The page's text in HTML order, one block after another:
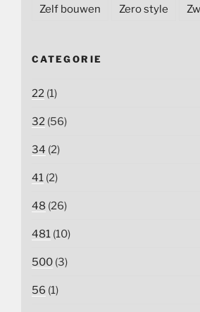
Zelf bouwen Zero style
CATEGORIE
22 (1)
32 (56)
34 (2)
41 (2)
48 (26)
481 (10)
500 (3)
56 (1)